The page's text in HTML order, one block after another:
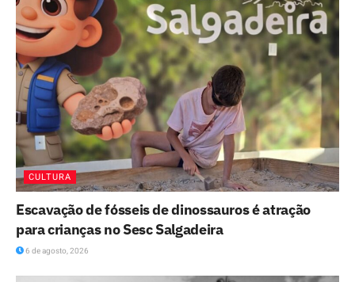
CULTURA
Escavação de fósseis de dinossauros é atração
para crianças no Sesc Salgadeira
6 de agosto, 2026